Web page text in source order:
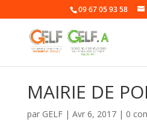
09 67 05 93 58
MAIRIE DE
par GELF| Avr 6, 2017| 0